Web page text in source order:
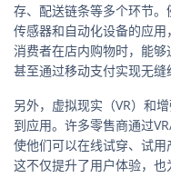
存、配送链条等多个环节
传感器和自动化设备的应用
消费者在店内购物时，能够
甚至通过移动支付实现无缝
另外，虚拟现实（VR）和
到应用。许多零售商通过
使他们可以在线试穿、试用
这不仅提升了用户体验，